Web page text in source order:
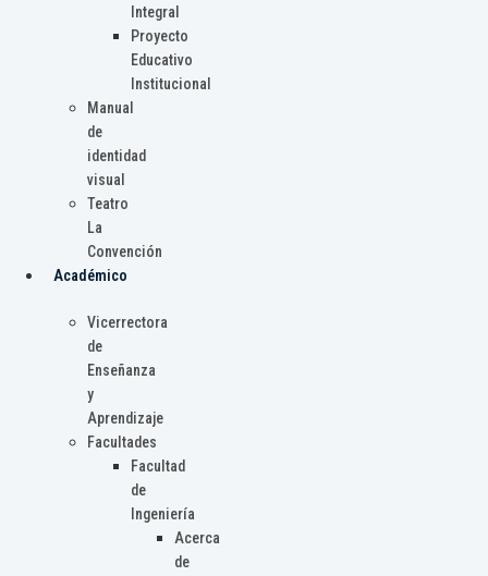
Integral
Proyecto
Educativo
Institucional
Manual
de
identidad
visual
Teatro
La
Convención
Académico
Vicerrectora
de
Enseñanza
y
Aprendizaje
Facultades
Facultad
de
Ingeniería
Acerca
de